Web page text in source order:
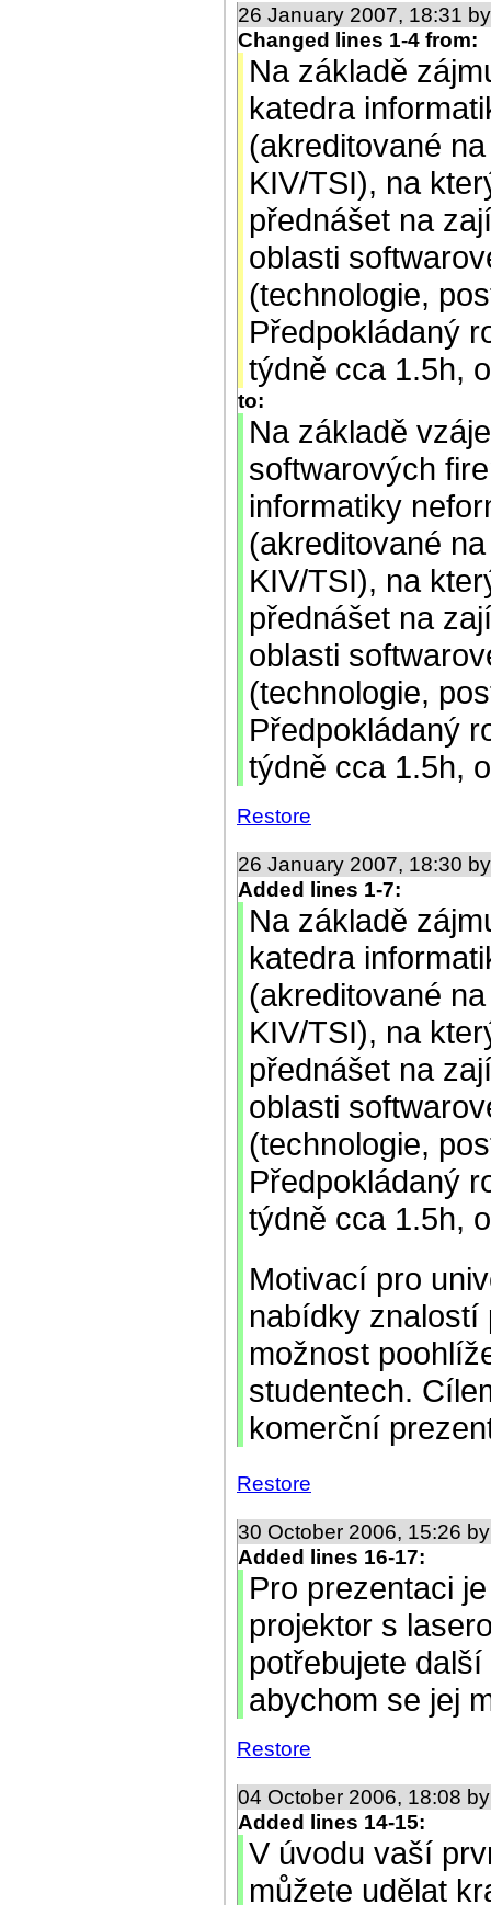
26 January 2007, 18:31
Changed lines 1-4 from:
Na základě
katedra
(akreditované
KIV/TSI), na
přednášet na
oblasti
(technologie,
Předpokládaný
týdně cca 1.5h,
to:
Na základě
softwarových
informatiky
(akreditované
KIV/TSI), na
přednášet na
oblasti
(technologie,
Předpokládaný
týdně cca 1.5h,
Restore
26 January 2007, 18:30
Added lines 1-7:
Na základě
katedra
(akreditované
KIV/TSI), na
přednášet na
oblasti
(technologie,
Předpokládaný
týdně cca 1.5h,
Motivací pro
nabídky znalostí
možnost
studentech.
komerční
Restore
30 October 2006, 15:26
Added lines 16-17:
Pro prezentaci
projektor s
potřebujete
abychom se jej
Restore
04 October 2006, 18:08
Added lines 14-15:
V úvodu vaší
můžete udělat